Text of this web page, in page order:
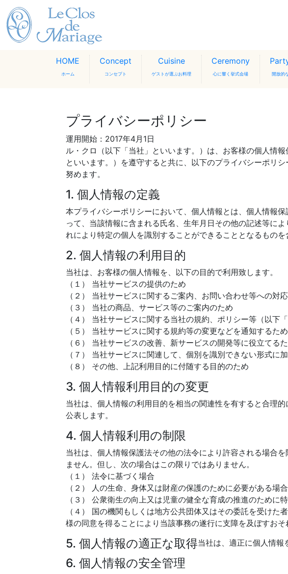
HOME
ホーム
Concept
コンセプト
Cuisine
ゲストが選ぶお料理
Ceremony
心に響く挙式会場 開放的
プライバシーポリシー
運用開始：2017年4月1日
ル・クロ（以下「当社」といいます。）は、お客様の個人情
といいます。）を遵守すると共に、以下のプライバシーポリ
努めます。
1. 個人情報の定義
本プライバシーポリシーにおいて、個人情報とは、個人情報
って、当該情報に含まれる氏名、生年月日その他の記述等に
れにより特定の個人を識別することができることとなるものを
2. 個人情報の利用目的
当社は、お客様の個人情報を、以下の目的で利用致します。
（１） 当社サービスの提供のため
（２） 当社サービスに関するご案内、お問い合わせ等への対
（３） 当社の商品、サービス等のご案内のため
（４） 当社サービスに関する当社の規約、ポリシー等（以
（５） 当社サービスに関する規約等の変更などを通知するため
（６） 当社サービスの改善、新サービスの開発等に役立てる
（７） 当社サービスに関連して、個別を識別できない形式に
（８） その他、上記利用目的に付随する目的のため
3. 個人情報利用目的の変更
当社は、個人情報の利用目的を相当の関連性を有すると合理
公表します。
4. 個人情報利用の制限
当社は、個人情報保護法その他の法令により許容される場合
ません。但し、次の場合はこの限りではありません。
（１） 法令に基づく場合
（２） 人の生命、身体又は財産の保護のために必要がある場
（３） 公衆衛生の向上又は児童の健全な育成の推進のため
（４） 国の機関もしくは地方公共団体又はその委託を受け
様の同意を得ることにより当該事務の遂行に支障を及ぼすおそ
5. 個人情報の適正な取得当社は、適正に個人情報
6. 個人情報の安全管理